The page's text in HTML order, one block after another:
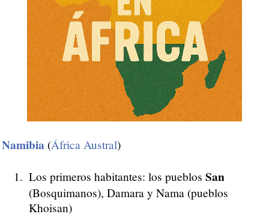
Namibia (África Austral)
Los primeros habitantes: los pueblos San
(Bosquimanos), Damara y Nama (pueblos
Khoisan)